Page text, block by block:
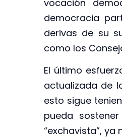
vocación
democracia
derivas de su
como los
El último
actualizada de
esto sigue
pueda
“exchavista”,